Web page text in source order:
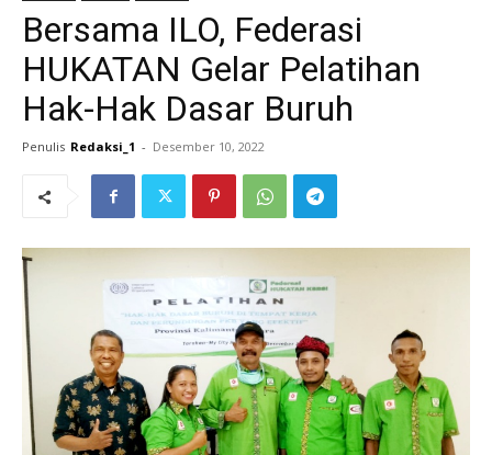
Bersama ILO, Federasi
HUKATAN Gelar Pelatihan
Hak-Hak Dasar Buruh
Penulis Redaksi_1 - Desember 10, 2022